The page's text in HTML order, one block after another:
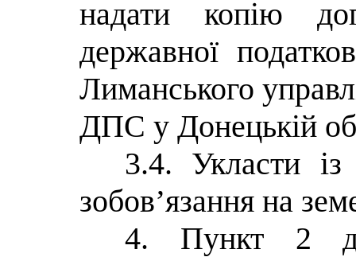
надати копію
державної
Лиманського
ДПС у Донецькій
3.4. Укласти
зобов’язання на
4. Пункт 2